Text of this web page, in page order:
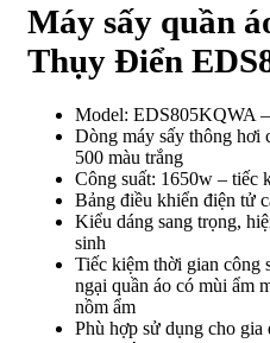
Máy sấy quần
Thụy Điển
Model: EDS805KQWA
Dòng máy sấy thông hơi
500 màu trắng
Công suất: 1650w – tiếc
Bảng điều khiển điện tử
Kiểu dáng sang trọng,
sinh
Tiếc kiệm thời gian công
ngại quần áo có mùi ẩm
nồm ẩm
Phù hợp sử dụng cho gia